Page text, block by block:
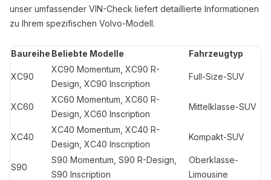
unser umfassender VIN-Check liefert detaillierte Informationen
zu Ihrem spezifischen Volvo-Modell.
Baureihe Beliebte Modelle Fahrzeugtyp
XC90
XC90 Momentum, XC90 R-
Design, XC90 Inscription
Full-Size-SUV
XC60
XC60 Momentum, XC60 R-
Design, XC60 Inscription
Mittelklasse-SUV
XC40
XC40 Momentum, XC40 R-
Design, XC40 Inscription
Kompakt-SUV
S90
S90 Momentum, S90 R-Design,
S90 Inscription
Oberklasse-
Limousine